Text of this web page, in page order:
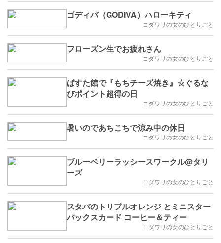
ゴディバ（GODIVA）ハローキティ
コダワリの女のひとりごと
フローズン生でお疲れさん
コダワリの女のひとりごと
ぱすた館で『もちチーズ焼き』☆ぐるな
びポイント超得の日
コダワリの女のひとりごと
暑いのであちこちで涼み中の休日
コダワリの女のひとりごと
ブルーベリーラッシースワークル@タリ
ーズ
コダワリの女のひとりごと
スタバのトリプルオレンジ とミニスター
バックスカード コーヒー＆ティー
コダワリの女のひとりごと